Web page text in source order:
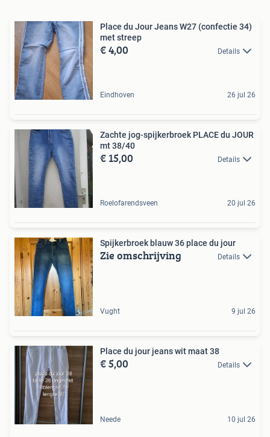
Place du Jour Jeans W27 (confectie 34)
met streep
€ 4,00 Details
Eindhoven 26 jul 26
Zachte jog-spijkerbroek PLACE du JOUR
mt 38/40
€ 15,00 Details
Roelofarendsveen 20 jul 26
Spijkerbroek blauw 36 place du jour
Zie omschrijving Details
Vught 9 jul 26
Place du jour jeans wit maat 38
€ 5,00 Details
Neede 10 jul 26